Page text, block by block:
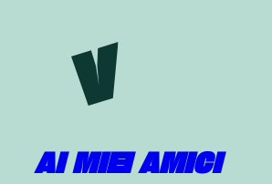
contenuto
AI MIEI AMICI